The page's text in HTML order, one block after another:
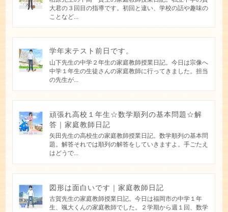
大君の３回目の指導です。初回と違い、学校の話や趣味の
ことなど...
学年末テスト前日です。
山下先生の中学２年生の家庭教師授業日記。今日は宗像へ
中学１年生の生徒さんの家庭教師に行ってきました。担当
の先生が...
頑張れ高校１年生☆数学順列の基本問題☆解
答｜家庭教師日記
矢田先生の高校生の家庭教師授業日記。数学順列の基本問
題。解答それでは順列の解答をしていきますよ。手ごたえ
はどうで...
図形は面白いです｜家庭教師日記
古賀先生の家庭教師授業日記。今日は福岡市の中学１年
生、颯大くんの家庭教師でした。２学期から週１回、数学